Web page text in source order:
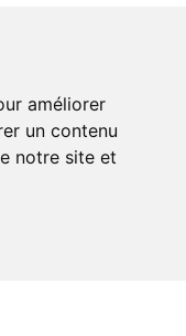
améliorer
un contenu
notre site et